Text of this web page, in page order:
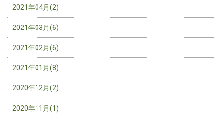
2021年04月(2)
2021年03月(6)
2021年02月(6)
2021年01月(8)
2020年12月(2)
2020年11月(1)